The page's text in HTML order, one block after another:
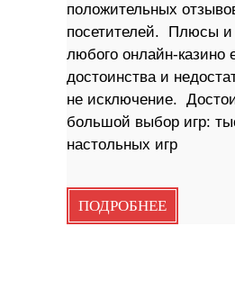
положительных
посетителей. Плюсы
любого онлайн-казино
достоинства и
не исключение.
большой выбор игр:
настольных игр
ПОДРОБНЕЕ